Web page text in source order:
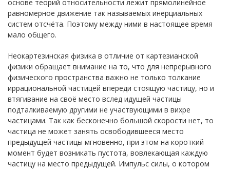
основе теорий относительности лежит прямолинейное
равномерное движение так называемых инерциальных
систем отсчёта. Поэтому между ними в настоящее время
мало общего.
Неокартезинская физика в отличие от картезианской
физики обращает внимание на то, что для непрерывного
физического пространства важно не только толкание
иррациональной частицей впереди стоящую частицу, но и
втягивание на своё место вслед идущей частицы
подталкиваемую другими не участвующими в вихре
частицами. Так как бесконечно большой скорости нет, то
частица не может занять освободившееся место
предыдущей частицы мгновенно, при этом на короткий
момент будет возникать пустота, вовлекающая каждую
частицу на место предыдущей. Импульс силы, о котором